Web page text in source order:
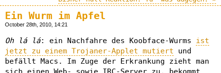
Ein Wurm im Apfel
October 28th, 2010, 14:21
Oh lá lá: ein Nachfahre des Koobface-Wurms ist
jetzt zu einem Trojaner-Applet mutiert und
befällt Macs. Im Zuge der Erkrankung zieht man